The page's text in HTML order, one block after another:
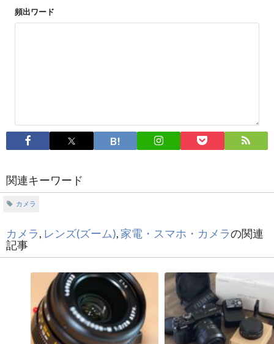
頻出ワード
関連キーワード
カメラ
カメラ, レンズ(ズーム), 家電・スマホ・カメラの関連
記事